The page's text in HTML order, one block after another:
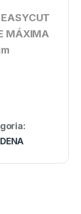
MÁXIMA